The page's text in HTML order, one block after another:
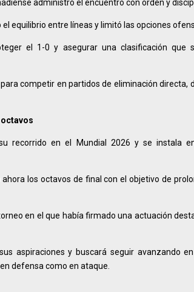
administró el encuentro con orden y
equilibrio entre líneas y limitó las opciones
el 1-0 y asegurar una clasificación que
competir en partidos de eliminación directa,
octavos
recorrido en el Mundial 2026 y se instala
los octavos de final con el objetivo de
en el que había firmado una actuación
aspiraciones y buscará seguir avanzando
defensa como en ataque.